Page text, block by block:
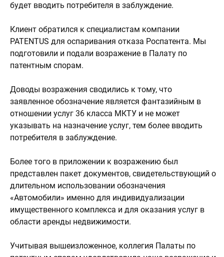
будет вводить потребителя в заблуждение.
Клиент обратился к специалистам компании
PATENTUS для оспаривания отказа Роспатента. Мы
подготовили и подали возражение в Палату по
патентным спорам.
Доводы возражения сводились к тому, что
заявленное обозначение является фантазийным в
отношении услуг 36 класса МКТУ и не может
указывать на назначение услуг, тем более вводить
потребителя в заблуждение.
Более того в приложении к возражению был
представлен пакет документов, свидетельствующий о
длительном использовании обозначения
«Автомобили» именно для индивидуализации
имущественного комплекса и для оказания услуг в
области аренды недвижимости.
Учитывая вышеизложенное, коллегия Палаты по